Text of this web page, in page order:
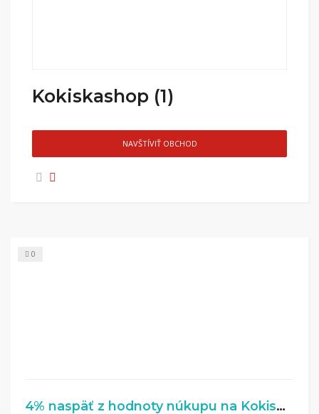
Kokiskashop (1)
NAVŠTÍVIŤ OBCHOD
0
4% naspäť z hodnoty núkupu na Kokiskashop.sk